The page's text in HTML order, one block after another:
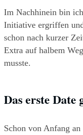
Im Nachhinein bin
Initiative ergriffen
schon nach kurzer
Extra auf halbem
musste.
Das erste Date
Schon von Anfang